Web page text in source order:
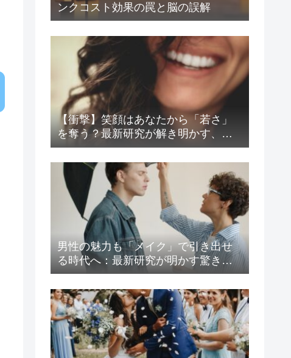
ンクコスト効果の罠と脳の誤解
【衝撃】笑顔はあなたから「若さ」
を奪う？最新研究が解き明かす、見
た目年齢と好感度の意外な関係
男性の魅力も「メイク」で引き出せ
る時代へ：最新研究が明かす驚きの
心理効果